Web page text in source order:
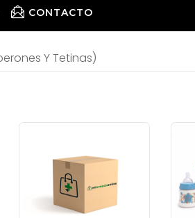
CONTACTO
Y Tetinas)